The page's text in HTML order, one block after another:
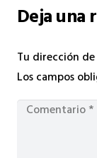
Deja una
Tu dirección
Los campos